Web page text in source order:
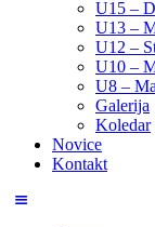
U15 –
U13 –
U12 –
U10 –
U8 –
Galerija
Koledar
Novice
Kontakt